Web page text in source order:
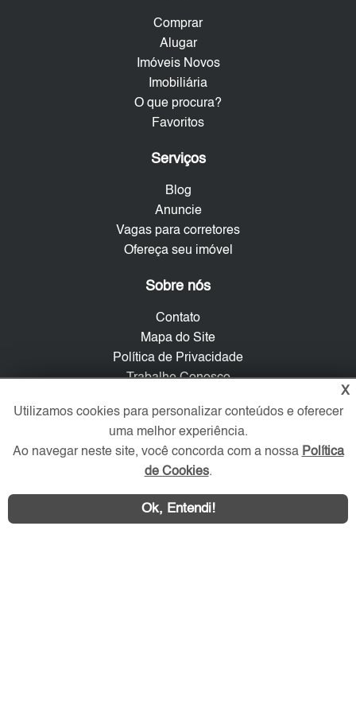
Comprar
Alugar
Imóveis Novos
Imobiliária
O que procura?
Favoritos
Serviços
Blog
Anuncie
Vagas para corretores
Ofereça seu imóvel
Sobre nós
Contato
Mapa do Site
Política de Privacidade
Trabalhe Conosco
Verificada por
Redes Sociais
X
Utilizamos cookies para personalizar conteúdos e oferecer
uma melhor experiência.
Ao navegar neste site, você concorda com a nossa Política
de Cookies.
Ok, Entendi!